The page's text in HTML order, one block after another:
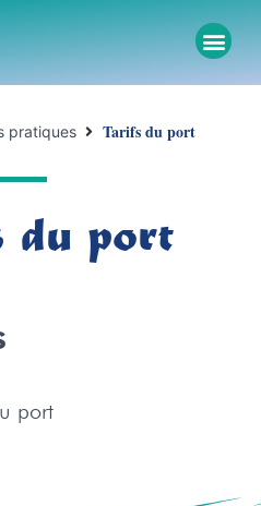
pratiques Tarifs du port
port
port